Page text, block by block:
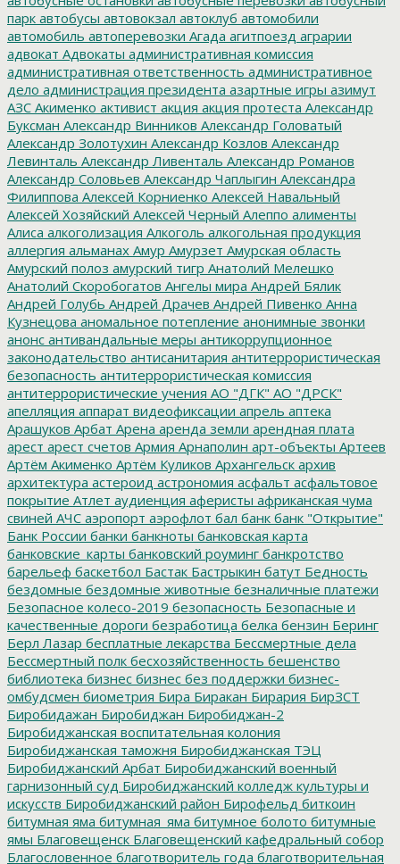
парк автобусы автовокзал автоклуб автомобили
автомобиль автоперевозки Агада агитпоезд аграрии
адвокат Адвокаты административная комиссия
административная ответственность административное
дело администрация президента азартные игры азимут
АЗС Акименко активист акция акция протеста Александр
Буксман Александр Винников Александр Головатый
Александр Золотухин Александр Козлов Александр
Левинталь Александр Ливенталь Александр Романов
Александр Соловьев Александр Чаплыгин Александра
Филиппова Алексей Корниенко Алексей Навальный
Алексей Хозяйский Алексей Черный Алеппо алименты
Алиса алкоголизация Алкоголь алкогольная продукция
аллергия альманах Амур Амурзет Амурская область
Амурский полоз амурский тигр Анатолий Мелешко
Анатолий Скоробогатов Ангелы мира Андрей Бялик
Андрей Голубь Андрей Драчев Андрей Пивенко Анна
Кузнецова аномальное потепление анонимные звонки
анонс антивандальные меры антикоррупционное
законодательство антисанитария антитеррористическая
безопасность антитеррористическая комиссия
антитеррористические учения АО "ДГК" АО "ДРСК"
апелляция аппарат видеофиксации апрель аптека
Арашуков Арбат Арена аренда земли арендная плата
арест арест счетов Армия Арнаполин арт-объекты Артеев
Артём Акименко Артём Куликов Архангельск архив
архитектура астероид астрономия асфальт асфальтовое
покрытие Атлет аудиенция аферисты африканская чума
свиней АЧС аэропорт аэрофлот бал банк банк "Открытие"
Банк России банки банкноты банковская карта
банковские_карты банковский роуминг банкротство
барельеф баскетбол Бастак Бастрыкин батут Бедность
бездомные бездомные животные безналичные платежи
Безопасное колесо-2019 безопасность Безопасные и
качественные дороги безработица белка бензин Беринг
Берл Лазар бесплатные лекарства Бессмертные дела
Бессмертный полк бесхозяйственность бешенство
библиотека бизнес бизнес без поддержки бизнес-
омбудсмен биометрия Бира Биракан Бирария БирЗСТ
Биробидажан Биробиджан Биробиджан-2
Биробиджанская воспитательная колония
Биробиджанская таможня Биробиджанская ТЭЦ
Биробиджанский Арбат Биробиджанский военный
гарнизонный суд Биробиджанский колледж культуры и
искусств Биробиджанский район Бирофельд биткоин
битумная яма битумная_яма битумное болото битумные
ямы Благовещенск Благовещенский кафедральный собор
Благословенное благотворитель года благотворительная